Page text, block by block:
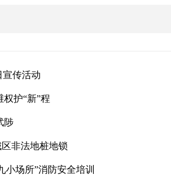
宣传活动
护“新”程
陟
非法地桩地锁
小场所”消防安全培训